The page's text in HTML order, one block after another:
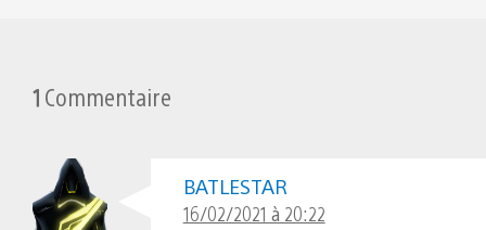
1 Commentaire
BATLESTAR
16/02/2021 à 20:22